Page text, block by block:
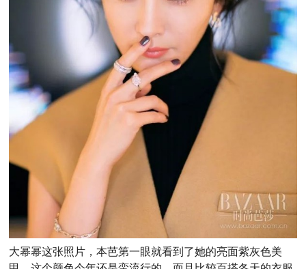
大幂幂这张照片，本芭第一眼就看到了她的亮面紫灰色美